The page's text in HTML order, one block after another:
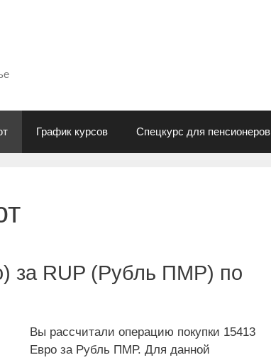
График курсов Спецкурс для пенсионеров
за RUP (Рубль ПМР) по
Вы рассчитали операцию покупки 15413
Евро за Рубль ПМР. Для данной